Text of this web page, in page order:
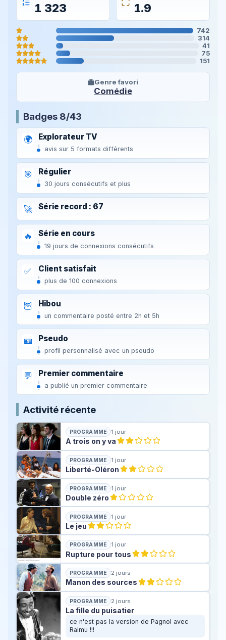
1 323 1.9
742
314
41
75
151
Genre favori
Comédie
Badges 8/43
🌍 Explorateur TV
avis sur 5 formats différents
🎯 Régulier
30 jours consécutifs et plus
🚀 Série record : 67
🔥 Série en cours
19 jours de connexions consécutifs
✅ Client satisfait
plus de 100 connexions
🦉 Hibou
un commentaire posté entre 2h et 5h
🪪 Pseudo
profil personnalisé avec un pseudo
💬 Premier commentaire
a publié un premier commentaire
Activité récente
PROGRAMME 1 jour
A trois on y va
PROGRAMME 1 jour
Liberté-Oléron
PROGRAMME 1 jour
Double zéro
PROGRAMME 1 jour
Le jeu
PROGRAMME 1 jour
Rupture pour tous
PROGRAMME 2 jours
Manon des sources
PROGRAMME 2 jours
La fille du puisatier
ce n'est pas la version de Pagnol avec
Raimu !!!